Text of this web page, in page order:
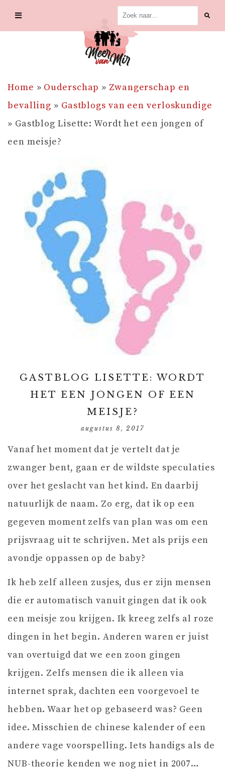
Home » Ouderschap » Zwangerschap en
bevalling » Gastblogs van een verloskundige
» Gastblog Lisette: Wordt het een jongen of
een meisje?
GASTBLOG LISETTE: WORDT
HET EEN JONGEN OF EEN
MEISJE?
augustus 8, 2017
Vanaf het moment dat je vertelt dat je
zwanger bent, gaan er de wildste speculaties
over het geslacht van het kind. En daarbij
natuurlijk de naam. Zo erg, dat ik op een
gegeven moment zelfs van plan was om een
prijsvraag uit te schrijven. Met als prijs een
avondje oppassen op de baby?
Ik heb zelf alleen zusjes, dus er zijn mensen
die er automatisch vanuit gingen dat ik ook
een meisje zou krijgen. Ik kreeg zelfs al roze
dingen in het begin. Anderen waren er juist
van overtuigd dat we een zoon gingen
krijgen. Zelfs mensen die ik alleen via
internet sprak, dachten een voorgevoel te
hebben. Waar het op gebaseerd was? Geen
idee. Misschien de chinese kalender of een
andere vage voorspelling. Iets handigs als de
NUB-theorie kenden we nog niet in 2007…